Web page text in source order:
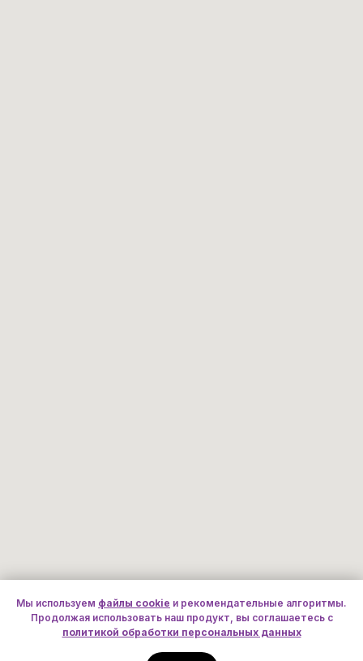
Мы используем файлы cookie и рекомендательные алгоритмы.
Продолжая использовать наш продукт, вы соглашаетесь с
политикой обработки персональных данных